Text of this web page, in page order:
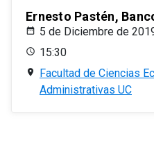
Ernesto Pastén,
5 de Diciembre de
15:30
Facultad de Ciencias
Administrativas UC